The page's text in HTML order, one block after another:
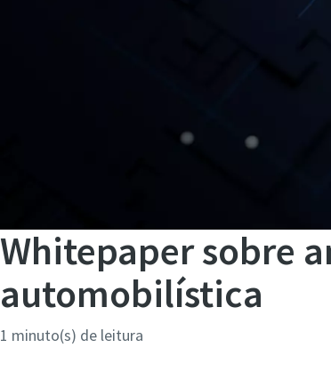
Whitepaper sobre
automobilística
1 minuto(s) de leitura